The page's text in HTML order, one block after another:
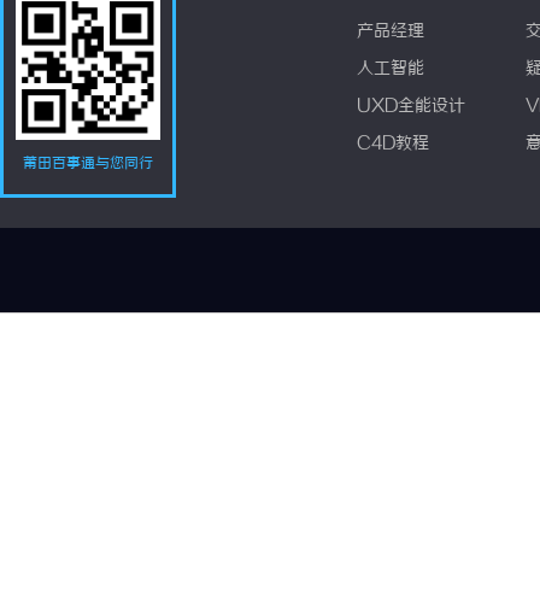
莆田百事通与您同行
产品经理
人工智能
UXD全能设计
C4D教程